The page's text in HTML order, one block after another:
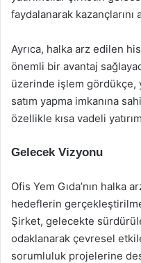
faydalanarak kazançlarını
Ayrıca, halka arz edilen
önemli bir avantaj
üzerinde işlem gördükçe,
satım yapma imkanına
özellikle kısa vadeli
Gelecek Vizyonu
Ofis Yem Gıda’nın halka
hedeflerin
Şirket, gelecekte
odaklanarak çevresel
sorumluluk projelerine